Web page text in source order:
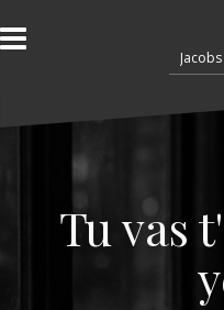
l
a
e
e
Tu vas